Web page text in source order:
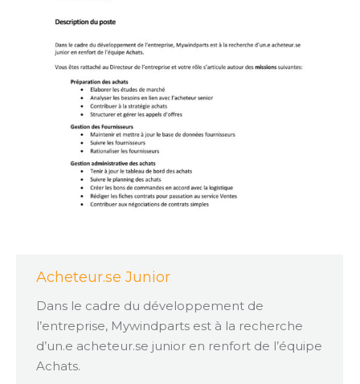
Acheteur.se Junior
Dans le cadre du développement de
l’entreprise, Mywindparts est à la recherche
d’un.e acheteur.se junior en renfort de l’équipe
Achats.